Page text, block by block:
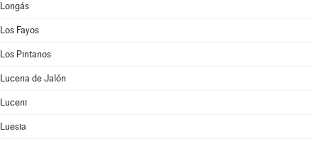
Longás
Los Fayos
Los Pintanos
Lucena de Jalón
Luceni
Luesia